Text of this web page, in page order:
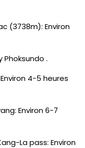
(3738m): Environ
Phoksundo .
4-5 heures
Environ 6-7
La pass: Environ